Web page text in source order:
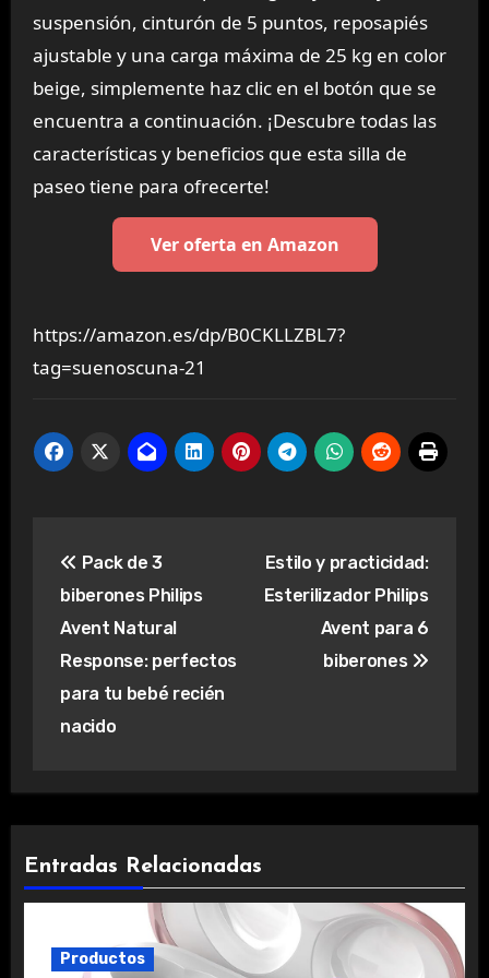
suspensión, cinturón de 5 puntos, reposapiés
ajustable y una carga máxima de 25 kg en color
beige, simplemente haz clic en el botón que se
encuentra a continuación. ¡Descubre todas las
características y beneficios que esta silla de
paseo tiene para ofrecerte!
Ver oferta en Amazon
https://amazon.es/dp/B0CKLLZBL7?
tag=suenoscuna-21
de
entradas
Pack de 3
biberones Philips
Avent Natural
Response: perfectos
para tu bebé recién
nacido
Estilo y practicidad:
Esterilizador Philips
Avent para 6
biberones
Entradas Relacionadas
Productos